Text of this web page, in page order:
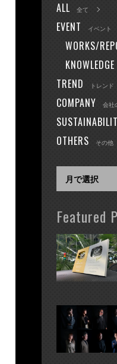
ALL 全て
EVENT イベント
WORKS/
KNOWLEDGE
TREND トレンド
COMPANY 会社
OTHERS その他
Featured